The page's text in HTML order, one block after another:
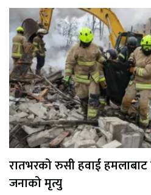
रातभरको रुसी हवाई हमलाबाट
जनाको मृत्यु